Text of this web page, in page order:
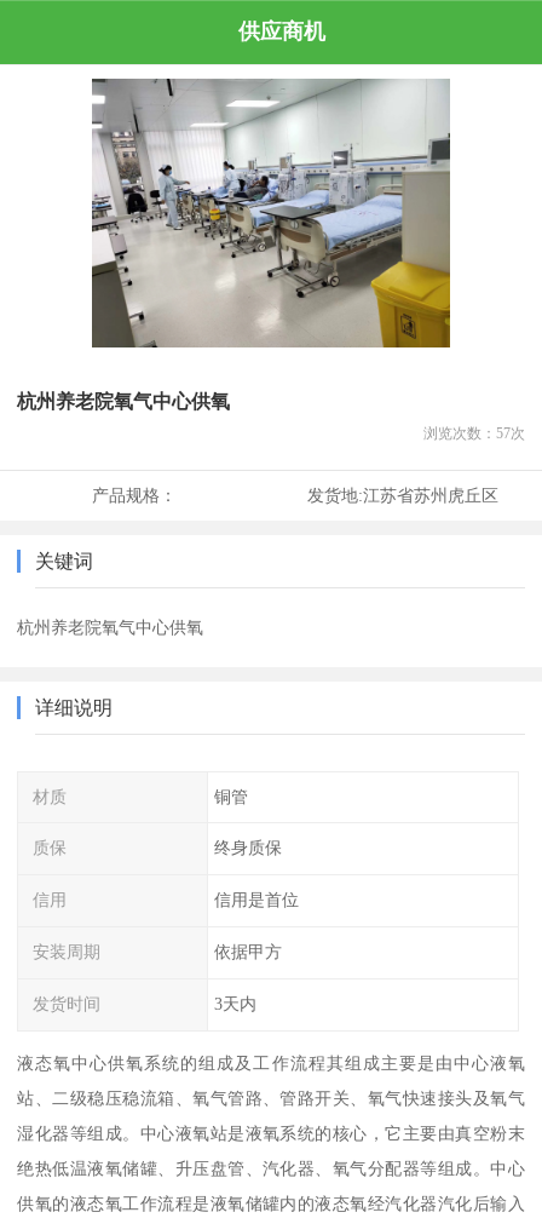
供应商机
杭州养老院氧气中心供氧
浏览次数： 57次
产品规格： 发货地:江苏省苏州虎丘区
关键词
杭州养老院氧气中心供氧
详细说明
材质 铜管
质保 终身质保
信用 信用是首位
安装周期 依据甲方
发货时间 3天内
液态氧中心供氧系统的组成及工作流程其组成主要是由中心液氧
站、二级稳压稳流箱、氧气管路、管路开关、氧气快速接头及氧气
湿化器等组成。中心液氧站是液氧系统的核心，它主要由真空粉末
绝热低温液氧储罐、升压盘管、汽化器、氧气分配器等组成。中心
供氧的液态氧工作流程是液氧储罐内的液态氧经汽化器汽化后输入